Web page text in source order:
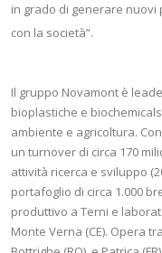
in grado di generare nuovi
con la società”.
Il gruppo Novamont è
bioplastiche e
ambiente e agricoltura.
un turnover di circa 170
attività ricerca e sviluppo
portafoglio di circa 1.000
produttivo a Terni e
Monte Verna (CE). Opera